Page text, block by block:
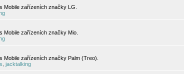
Mobile zařízeních značky LG.
Mobile zařízeních značky Mio.
Mobile zařízeních značky Palm (Treo).
jacktalking